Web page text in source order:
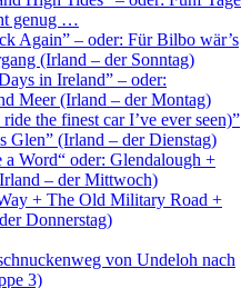
genug …
Again” – oder: Für Bilbo wär’s
(Irland – der Sonntag)
in Ireland” – oder:
Meer (Irland – der Montag)
the finest car I’ve ever seen)”
Glen” (Irland – der Dienstag)
a Word“ oder: Glendalough +
– der Mittwoch)
+ The Old Military Road +
Donnerstag)
von Undeloh nach
3)